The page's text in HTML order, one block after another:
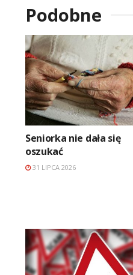
Podobne
Seniorka nie dała się
oszukać
31 LIPCA 2026